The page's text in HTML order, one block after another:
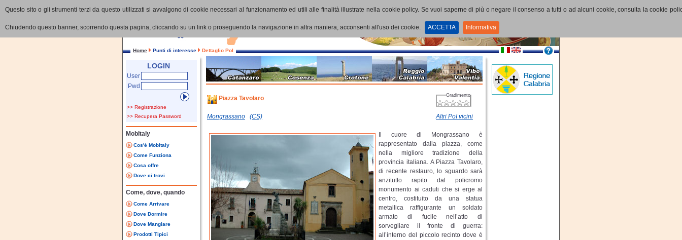
Questo sito o gli strumenti terzi da questo utilizzati si avvalgono di cookie necessari al funzionamento ed utili alle finalità illustrate nella cookie policy. Se vuoi saperne di più o negare il consenso a tutti o ad alcuni cookie, consulta la cookie
Chiudendo questo banner, scorrendo questa pagina, cliccando su un link o proseguendo la navigazione in altra maniera, acconsenti all'uso dei cookie. ACCETTA Informativa
Home Punti di interesse Dettaglio PoI
LOGIN
User
Pwd
>> Registrazione
>> Recupera Password
MobItaly
Cos'è MobItaly
Come Funziona
Cosa offre
Dove ci trovi
Come, dove, quando
Come Arrivare
Dove Dormire
Dove Mangiare
Prodotti Tipici
Piazza Tavolaro Gradimento
Mongrassano (CS) Altri PoI vicini
Il cuore di Mongrassano è
rappresentato dalla piazza, come
nella migliore tradizione della
provincia italiana. A Piazza Tavolaro,
di recente restauro, lo sguardo sarà
anzitutto rapito dal policromo
monumento ai caduti che si erge al
centro, costituito da una statua
metallica raffigurante un soldato
armato di fucile nell’atto di
sorvegliare il fronte di guerra:
all’interno del piccolo recinto dove è